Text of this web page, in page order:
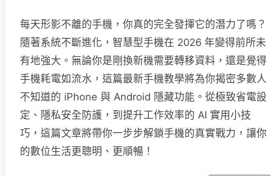
每天形影不離的手機，你真的完全發揮它的潛力了嗎？
隨著系統不斷進化，智慧型手機在 2026 年變得前所未
有地強大。無論你是剛換新機需要轉移資料，還是覺得
手機耗電如流水，這篇最新手機教學將為你揭密多數人
不知道的 iPhone 與 Android 隱藏功能。從極致省電設
定、隱私安全防護，到提升工作效率的 AI 實用小技
巧，這篇文章將帶你一步步解鎖手機的真實戰力，讓你
的數位生活更聰明、更順暢！